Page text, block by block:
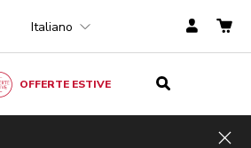
Italiano
OFFERTE ESTIVE